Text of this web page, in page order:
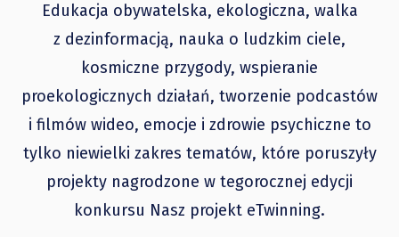
Edukacja obywatelska, ekologiczna, walka
z dezinformacją, nauka o ludzkim ciele,
kosmiczne przygody, wspieranie
proekologicznych działań, tworzenie podcastów
i filmów wideo, emocje i zdrowie psychiczne to
tylko niewielki zakres tematów, które poruszyły
projekty nagrodzone w tegorocznej edycji
konkursu Nasz projekt eTwinning.